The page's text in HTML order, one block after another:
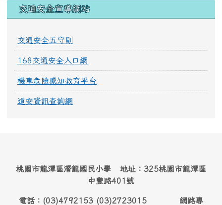
交通安全宣導網站
交通安全五守則
168交通安全入口網
機車危險感知教育平台
道安資訊查詢網
桃園市龍潭區潛龍國民小學 地址：325桃園市龍潭區
中豐路401號
電話：(03)4792153 (03)2723015 網路專